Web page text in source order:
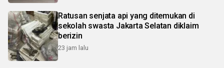
Ratusan senjata api yang ditemukan di
sekolah swasta Jakarta Selatan diklaim
berizin
23 jam lalu